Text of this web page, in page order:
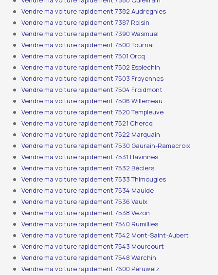
Vendre ma voiture rapidement 7382 Audregnies
Vendre ma voiture rapidement 7387 Roisin
Vendre ma voiture rapidement 7390 Wasmuel
Vendre ma voiture rapidement 7500 Tournai
Vendre ma voiture rapidement 7501 Orcq
Vendre ma voiture rapidement 7502 Esplechin
Vendre ma voiture rapidement 7503 Froyennes
Vendre ma voiture rapidement 7504 Froidmont
Vendre ma voiture rapidement 7506 Willemeau
Vendre ma voiture rapidement 7520 Templeuve
Vendre ma voiture rapidement 7521 Chercq
Vendre ma voiture rapidement 7522 Marquain
Vendre ma voiture rapidement 7530 Gaurain-Ramecroix
Vendre ma voiture rapidement 7531 Havinnes
Vendre ma voiture rapidement 7532 Béclers
Vendre ma voiture rapidement 7533 Thimougies
Vendre ma voiture rapidement 7534 Maulde
Vendre ma voiture rapidement 7536 Vaulx
Vendre ma voiture rapidement 7538 Vezon
Vendre ma voiture rapidement 7540 Rumillies
Vendre ma voiture rapidement 7542 Mont-Saint-Aubert
Vendre ma voiture rapidement 7543 Mourcourt
Vendre ma voiture rapidement 7548 Warchin
Vendre ma voiture rapidement 7600 Péruwelz